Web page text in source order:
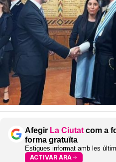
Afegir La Ciutat com a
forma gratuïta
Estigues informat amb les
ACTIVAR ARA